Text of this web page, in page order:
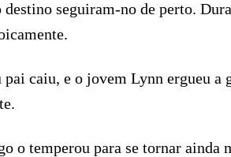
seguiram-no de perto.
pai caiu, e o jovem Lynn ergueu
o temperou para se tornar